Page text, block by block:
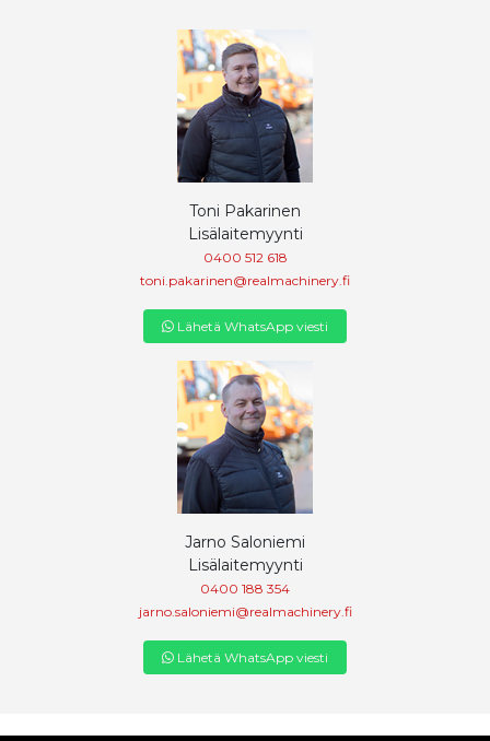
Toni Pakarinen
Lisälaitemyynti
0400 512 618
toni.pakarinen@realmachinery.fi
Lähetä WhatsApp viesti
Jarno Saloniemi
Lisälaitemyynti
0400 188 354
jarno.saloniemi@realmachinery.fi
Lähetä WhatsApp viesti